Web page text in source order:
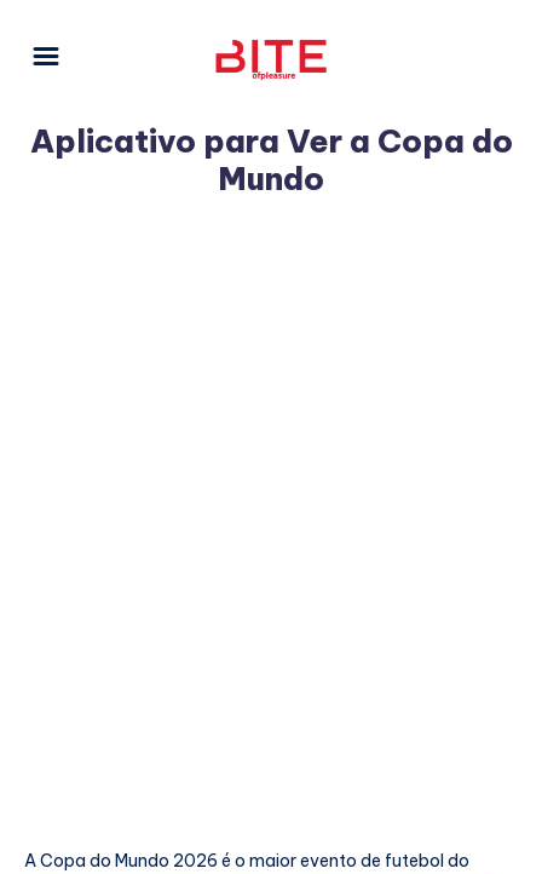
Aplicativo para Ver a Copa do
Mundo
A Copa do Mundo 2026 é o maior evento de futebol do